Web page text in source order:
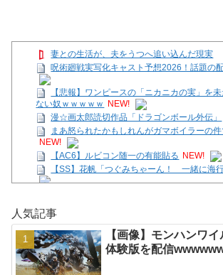
妻との生活が、夫をうつへ追い込んだ現実
呪術廻戦実写化キャスト予想2026！話題の
【悲報】ワンピースの「ニカニカの実」を
ない奴ｗｗｗｗｗ
NEW!
漫☆画太郎読切作品「ドラゴンボール外伝」
まあ怒られたかもしれんがガマボイラーの
NEW!
【AC6】ルビコン随一の有能貼る NEW!
【SS】花帆「つぐみちゃーん！ 一緒に海
【画像】モンハンワイルズさん、今更体験版
wwwwww
PS5/その他「ルーンファクトリー6」発表
報を告知する20周年記念放送を実施
【ガークリ】正統派だけど、デッッッカって
ラファエ口、セッシュウへの反応！！！
人気記事
【画像】モンハンワ
体験版を配信